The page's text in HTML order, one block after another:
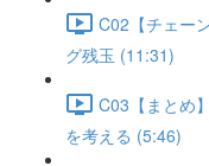
C02【チェー
グ残玉 (11:31)
C03【まとめ
を考える (5:46)